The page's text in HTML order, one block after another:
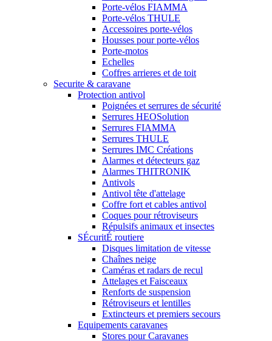
Porte-vélos FIAMMA
Porte-vélos THULE
Accessoires porte-vélos
Housses pour porte-vélos
Porte-motos
Echelles
Coffres arrieres et de toit
Securite & caravane
Protection antivol
Poignées et serrures de sécurité
Serrures HEOSolution
Serrures FIAMMA
Serrures THULE
Serrures IMC Créations
Alarmes et détecteurs gaz
Alarmes THITRONIK
Antivols
Antivol tête d'attelage
Coffre fort et cables antivol
Coques pour rétroviseurs
Répulsifs animaux et insectes
SÉcuritÉ routiere
Disques limitation de vitesse
Chaînes neige
Caméras et radars de recul
Attelages et Faisceaux
Renforts de suspension
Rétroviseurs et lentilles
Extincteurs et premiers secours
Equipements caravanes
Stores pour Caravanes